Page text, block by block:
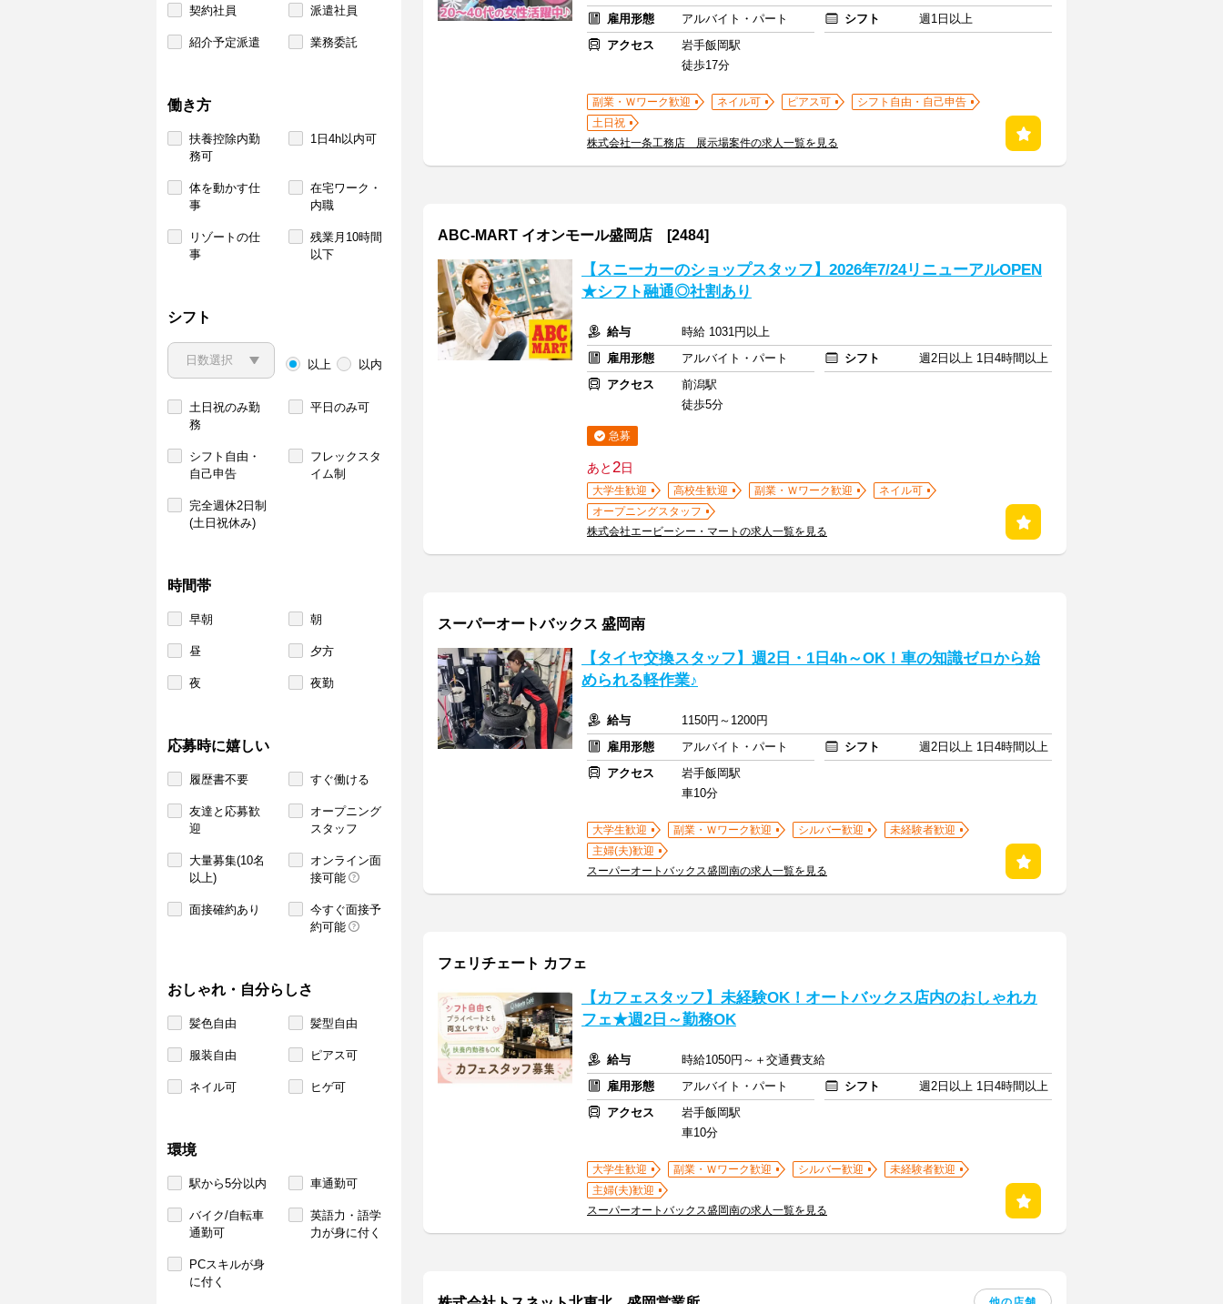
契約社員 派遣社員
紹介予定派遣 業務委託
働き方
扶養控除内勤
務可
1日4h以内可
体を動かす仕
事
在宅ワーク・
内職
リゾートの仕
事
残業月10時間
以下
シフト
以上 以内
土日祝のみ勤
務
平日のみ可
シフト自由・
自己申告
フレックスタ
イム制
完全週休2日制
(土日祝休み)
時間帯
早朝 朝
昼 夕方
夜 夜勤
応募時に嬉しい
履歴書不要 すぐ働ける
友達と応募歓
迎
オープニング
スタッフ
大量募集(10名
以上)
オンライン面
接可能
面接確約あり
今すぐ面接予
約可能
おしゃれ・自分らしさ
髪色自由 髪型自由
服装自由 ピアス可
ネイル可 ヒゲ可
環境
駅から5分以内 車通勤可
バイク/自転車
通勤可
英語力・語学
力が身に付く
PCスキルが身
に付く
雇用形態
アルバイト・パート シフト
週1日以上
アクセス
岩手飯岡駅
徒歩17分
副業・Ｗワーク歓迎 ネイル可 ピアス可
シフト自由・自己申告
土日祝
株式会社一条工務店 展示場案件の求人一覧を見る
ABC-MART イオンモール盛岡店 [2484]
【スニーカーのショップスタッフ】2026年7/24リニューアルOPEN
★シフト融通◎社割あり
給与
時給 1031円以上
雇用形態
アルバイト・パート シフト
週2日以上 1日4時間以上
アクセス
前潟駅
徒歩5分
急募
あと2日
大学生歓迎 高校生歓迎 副業・Ｗワーク歓迎
ネイル可
オープニングスタッフ
株式会社エービーシー・マートの求人一覧を見る
スーパーオートバックス 盛岡南
【タイヤ交換スタッフ】週2日・1日4h～OK！車の知識ゼロから始
められる軽作業♪
給与
1150円～1200円
雇用形態
アルバイト・パート シフト
週2日以上 1日4時間以上
アクセス
岩手飯岡駅
車10分
大学生歓迎 副業・Ｗワーク歓迎 シルバー歓迎
未経験者歓迎
主婦(夫)歓迎
スーパーオートバックス盛岡南の求人一覧を見る
フェリチェート カフェ
【カフェスタッフ】未経験OK！オートバックス店内のおしゃれカ
フェ★週2日～勤務OK
給与
時給1050円～＋交通費支給
雇用形態
アルバイト・パート シフト
週2日以上 1日4時間以上
アクセス
岩手飯岡駅
車10分
大学生歓迎 副業・Ｗワーク歓迎 シルバー歓迎
未経験者歓迎
主婦(夫)歓迎
スーパーオートバックス盛岡南の求人一覧を見る